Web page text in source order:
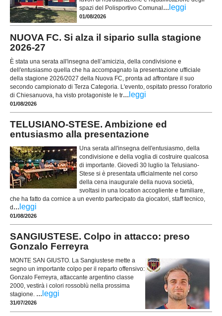
spazi del Polisportivo Comunal... leggi
01/08/2026
NUOVA FC. Si alza il sipario sulla stagione
2026-27
È stata una serata all'insegna dell’amicizia, della condivisione e
dell'entusiasmo quella che ha accompagnato la presentazione ufficiale
della stagione 2026/2027 della Nuova FC, pronta ad affrontare il suo
secondo campionato di Terza Categoria. L'evento, ospitato presso l'oratorio
di Chiesanuova, ha visto protagoniste le tr... leggi
01/08/2026
TELUSIANO-STESE. Ambizione ed
entusiasmo alla presentazione
Una serata all'insegna dell'entusiasmo, della
condivisione e della voglia di costruire qualcosa
di importante. Giovedì 30 luglio la Telusiano-
Stese si è presentata ufficialmente nel corso
della cena inaugurale della nuova società,
svoltasi in una location accogliente e familiare,
che ha fatto da cornice a un evento partecipato da giocatori, staff tecnico,
d ... leggi
01/08/2026
SANGIUSTESE. Colpo in attacco: preso
Gonzalo Ferreyra
MONTE SAN GIUSTO. La Sangiustese mette a
segno un importante colpo per il reparto offensivo:
Gonzalo Ferreyra, attaccante argentino classe
2000, vestirà i colori rossoblù nella prossima
stagione. ... leggi
31/07/2026